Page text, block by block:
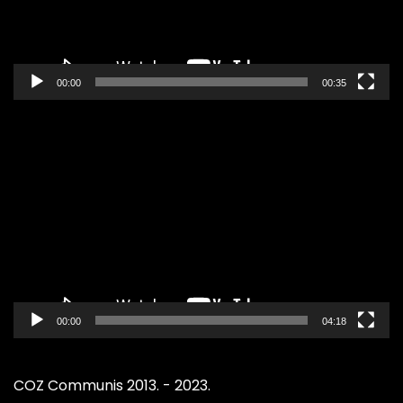
00:00 00:35
00:00 04:18
COZ Communis 2013. - 2023.